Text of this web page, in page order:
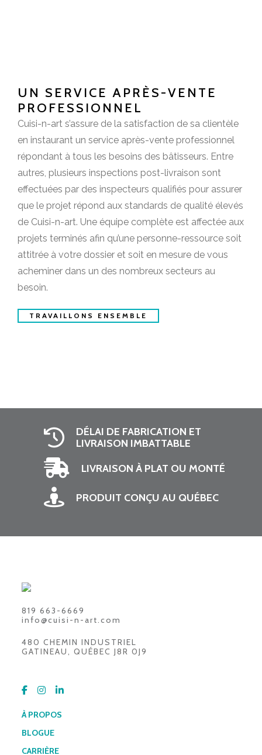
UN SERVICE APRÈS-VENTE
PROFESSIONNEL
Cuisi-n-art s’assure de la satisfaction de sa clientèle
en instaurant un service après-vente professionnel
répondant à tous les besoins des bâtisseurs. Entre
autres, plusieurs inspections post-livraison sont
effectuées par des inspecteurs qualifiés pour assurer
que le projet répond aux standards de qualité élevés
de Cuisi-n-art. Une équipe complète est affectée aux
projets terminés afin qu’une personne-ressource soit
attitrée à votre dossier et soit en mesure de vous
acheminer dans un des nombreux secteurs au
besoin.
TRAVAILLONS ENSEMBLE
DÉLAI DE FABRICATION ET
LIVRAISON IMBATTABLE
LIVRAISON À PLAT OU MONTÉ
PRODUIT CONÇU AU QUÉBEC
819 663-6669
info@cuisi-n-art.com
480 CHEMIN INDUSTRIEL
GATINEAU, QUÉBEC J8R 0J9
À PROPOS
BLOGUE
CARRIÈRE